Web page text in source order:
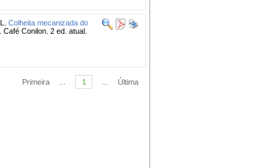
Colheita mecanizada do
Conilon. 2 ed. atual.
Primeira 1 Última